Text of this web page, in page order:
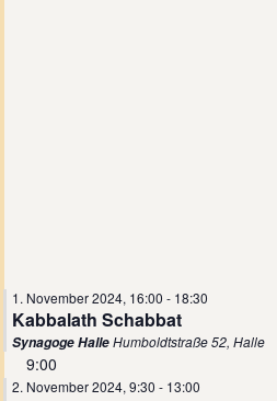
1. November 2024, 16:00 - 18:30
Kabbalath Schabbat
Synagoge HalleHumboldtstraße 52, Halle
9:00
2. November 2024, 9:30 - 13:00